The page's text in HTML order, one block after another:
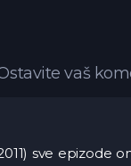
vaš
sve epizode